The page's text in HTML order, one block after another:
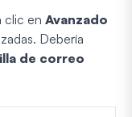
clic en Avanzado
Debería
de correo